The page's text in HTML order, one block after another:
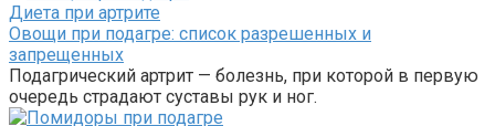
Диета при артрите
Овощи при подагре: список разрешенных и
запрещенных
Подагрический артрит — болезнь, при которой в первую
очередь страдают суставы рук и ног.